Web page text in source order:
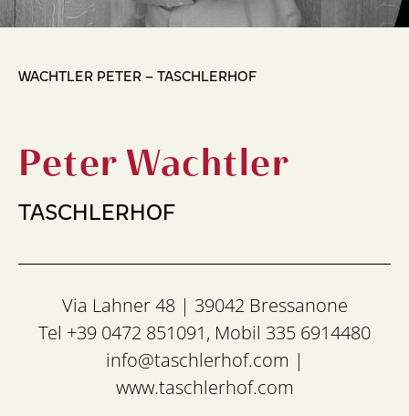
WACHTLER PETER – TASCHLERHOF
Peter Wachtler
TASCHLERHOF
Via Lahner 48 | 39042 Bressanone
Tel +39 0472 851091, Mobil 335 6914480
info@taschlerhof.com |
www.taschlerhof.com